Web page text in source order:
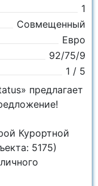
1
Совмещенный
Евро
92/75/9
1 / 5
предлагает
Курортной
5175)